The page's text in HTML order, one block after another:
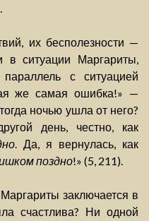
их бесполезности —
в ситуации Маргариты,
с ситуацией
же самая ошибка!» —
ночью ушла от него?
день, честно, как
. Да, я вернулась, как
поздно!» (5, 211).
заключается в
счастлива? Ни одной